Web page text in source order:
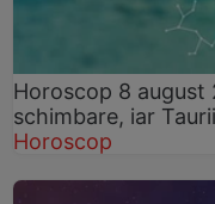
Horoscop 8 august
schimbare, iar
Horoscop